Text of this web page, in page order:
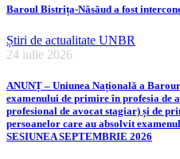
Baroul Bistrița-Năsăud a fost
Știri de actualitate UNBR
24 iulie 2026
ANUNȚ – Uniunea Națională a
examenului de primire în profesia de
profesional de avocat stagiar) și de
persoanelor care au absolvit
SESIUNEA SEPTEMBRIE 2026